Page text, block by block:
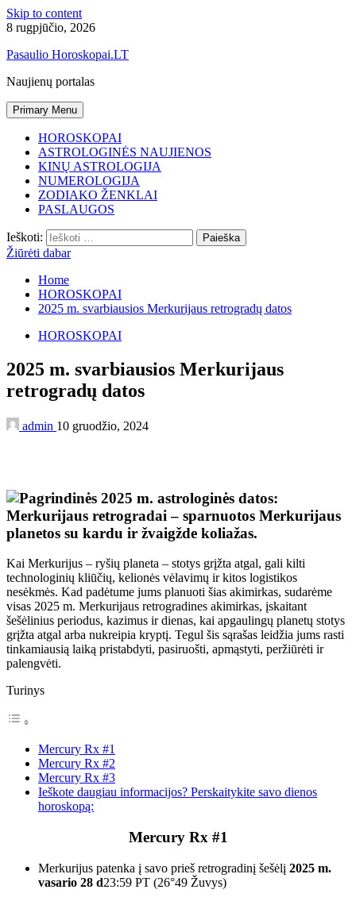
Skip to content
8 rugpjūčio, 2026
Pasaulio Horoskopai.LT
Naujienų portalas
Primary Menu
HOROSKOPAI
ASTROLOGINĖS NAUJIENOS
KINŲ ASTROLOGIJA
NUMEROLOGIJA
ZODIAKO ŽENKLAI
PASLAUGOS
Ieškoti:
Žiūrėti dabar
Home
HOROSKOPAI
2025 m. svarbiausios Merkurijaus retrogradų datos
HOROSKOPAI
2025 m. svarbiausios Merkurijaus
retrogradų datos
admin 10 gruodžio, 2024
Kai Merkurijus – ryšių planeta – stotys grįžta atgal, gali kilti
technologinių kliūčių, kelionės vėlavimų ir kitos logistikos
nesėkmės. Kad padėtume jums planuoti šias akimirkas, sudarėme
visas 2025 m. Merkurijaus retrogradines akimirkas, įskaitant
šešėlinius periodus, kazimus ir dienas, kai apgaulingų planetų stotys
grįžta atgal arba nukreipia kryptį. Tegul šis sąrašas leidžia jums rasti
tinkamiausią laiką pristabdyti, pasiruošti, apmąstyti, peržiūrėti ir
palengvėti.
Turinys
Mercury Rx #1
Mercury Rx #2
Mercury Rx #3
Ieškote daugiau informacijos? Perskaitykite savo dienos
horoskopą:
Mercury Rx #1
Merkurijus patenka į savo prieš retrogradinį šešėlį 2025 m.
vasario 28 d23:59 PT (26°49 Žuvys)